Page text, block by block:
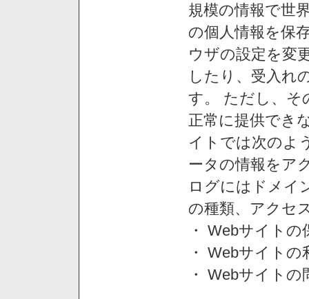
規模の情報で世
の個人情報を保
ウザの設定を変
したり、受入れ
す。 ただし、そ
正常に提供でき
イトでは次のよ
ータの情報をア
ログにはドメイ
の種類、アクセ
・ Webサイトの
・ Webサイト
・ Webサイト